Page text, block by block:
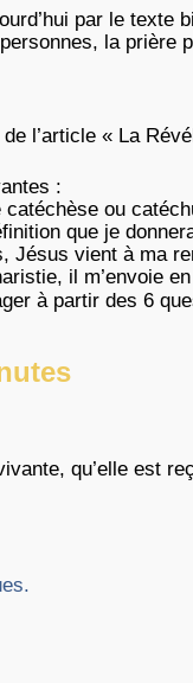
par le texte
la prière
l’article « La
:
ou
que je
Jésus vient à ma
il m’envoie en
à partir des 6
qu’elle est